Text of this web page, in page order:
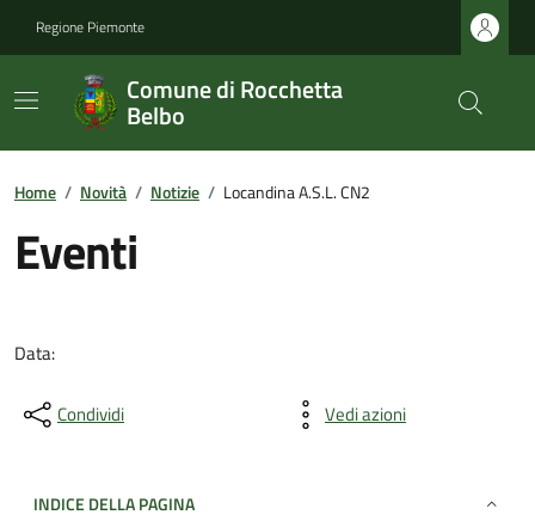
Regione Piemonte
Comune di Rocchetta
Belbo
Home / Novità / Notizie / Locandina A.S.L. CN2
Eventi
Data:
Condividi Vedi azioni
INDICE DELLA PAGINA